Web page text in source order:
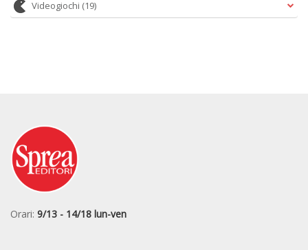
Videogiochi (19)
Orari: 9/13 - 14/18 lun-ven